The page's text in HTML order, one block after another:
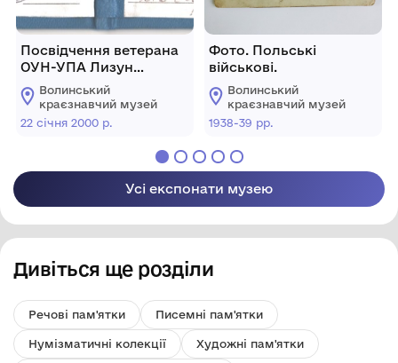
Посвідчення ветерана
ОУН-УПА Лизун
Неоніли Йосипівни
Волинський
краєзнавчий музей
22 січня 2000 р.
Фото. Польські
військові.
Волинський
краєзнавчий музей
1938-39 рр.
Усі експонати музею
Дивіться ще розділи
Речові пам'ятки Писемні пам'ятки
Нумізматичні колекції Художні пам'ятки